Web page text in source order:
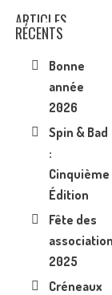
ARTICLES
RÉCENTS
Bonne
année
2026
Spin & Bad
:
Cinquième
Édition
Fête des
2025
Créneaux